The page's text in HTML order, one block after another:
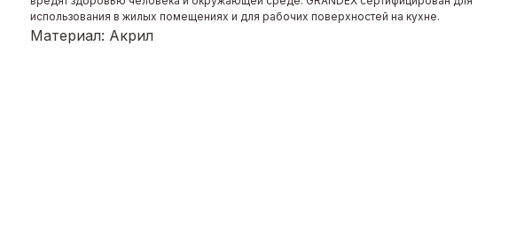
использования в жилых помещениях и для рабочих поверхностей на кухне.
Материал: Акрил